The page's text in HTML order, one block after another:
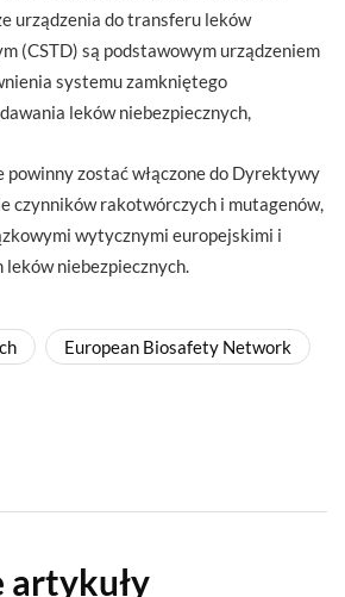
urządzenia do transferu leków
(CSTD) są podstawowym urządzeniem
systemu zamkniętego
leków niebezpiecznych,
zostać włączone do Dyrektywy
czynników rakotwórczych i mutagenów,
wytycznymi europejskimi i
niebezpiecznych.
European Biosafety Network
artykuły